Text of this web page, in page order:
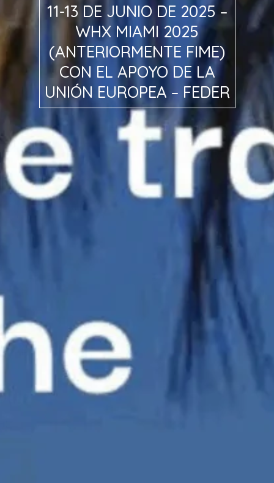
11-13 DE JUNIO DE 2025 –
WHX MIAMI 2025
(ANTERIORMENTE FIME)
CON EL APOYO DE LA
UNIÓN EUROPEA – FEDER